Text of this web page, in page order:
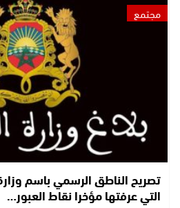
مجتمع
تصريح الناطق الرسمي باسم
التي عرفتها مؤخرا نقاط العبور…